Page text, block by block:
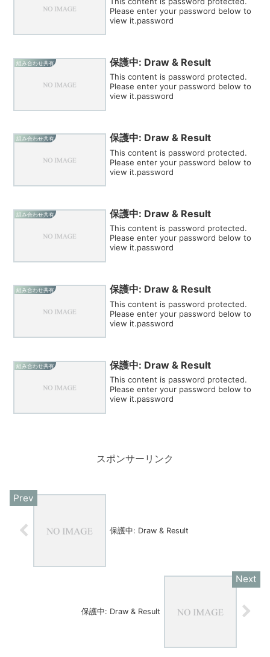
Please enter your password below to
view it.password
組み合わせ共有 保護中: Draw & Result
This content is password protected.
Please enter your password below to
view it.password
組み合わせ共有 保護中: Draw & Result
This content is password protected.
Please enter your password below to
view it.password
組み合わせ共有 保護中: Draw & Result
This content is password protected.
Please enter your password below to
view it.password
組み合わせ共有 保護中: Draw & Result
This content is password protected.
Please enter your password below to
view it.password
組み合わせ共有 保護中: Draw & Result
This content is password protected.
Please enter your password below to
view it.password
スポンサーリンク
保護中: Draw & Result
保護中: Draw & Result